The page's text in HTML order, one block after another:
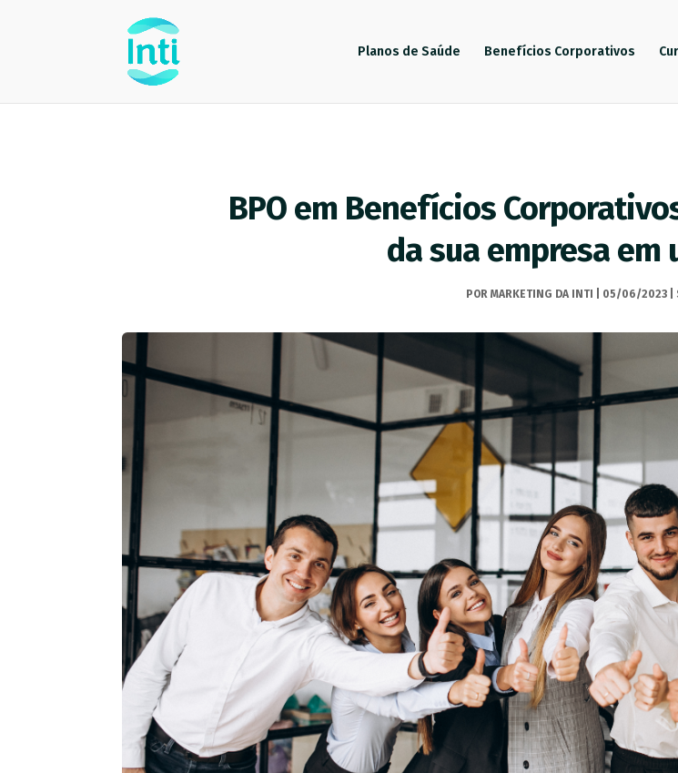
Planos de Saúde Benefícios Corporativos
BPO em Benefícios
da sua empresa em
POR MARKETING DA INTI 05/06/2023|